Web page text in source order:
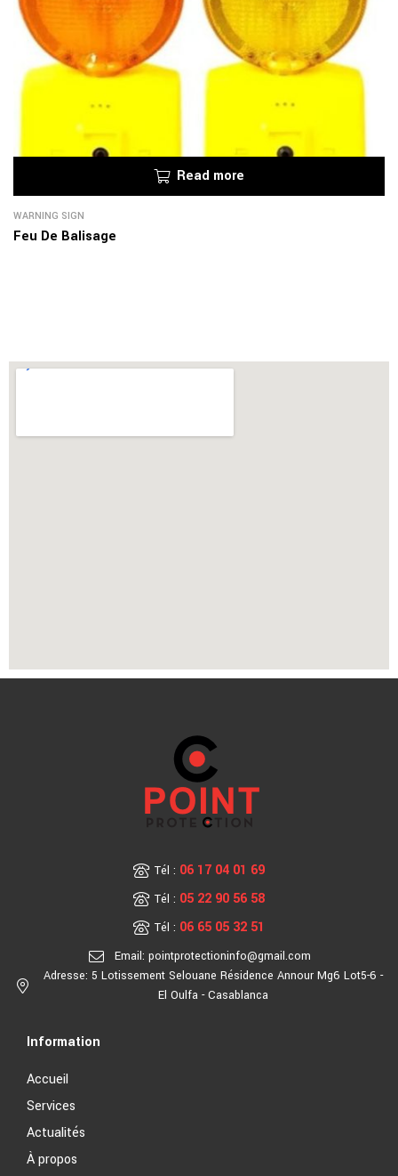
Read more
WARNING SIGN
Feu De Balisage
Tél : 06 17 04 01 69
Tél : 05 22 90 56 58
Tél : 06 65 05 32 51
Email: pointprotectioninfo@gmail.com
Adresse: 5 Lotissement Selouane Résidence Annour Mg6 Lot5-6 -
El Oulfa - Casablanca
Information
Accueil
Services
Actualités
À propos